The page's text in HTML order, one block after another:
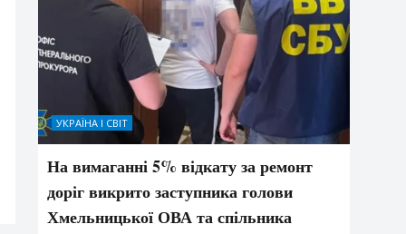
УКРАЇНА І СВІТ
На вимаганні 5% відкату за ремонт
доріг викрито заступника голови
Хмельницької ОВА та спільника